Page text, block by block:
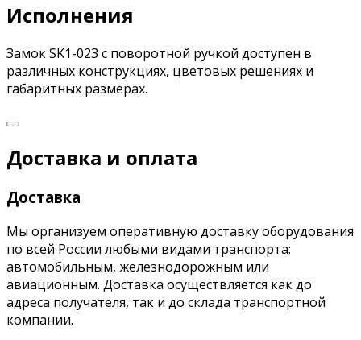
Исполнения
Замок SK1-023 с поворотной ручкой доступен в
различных конструкциях, цветовых решениях и
габаритных размерах.
Доставка и оплата
Доставка
Мы организуем оперативную доставку оборудования
по всей России любыми видами транспорта:
автомобильным, железнодорожным или
авиационным. Доставка осуществляется как до
адреса получателя, так и до склада транспортной
компании.